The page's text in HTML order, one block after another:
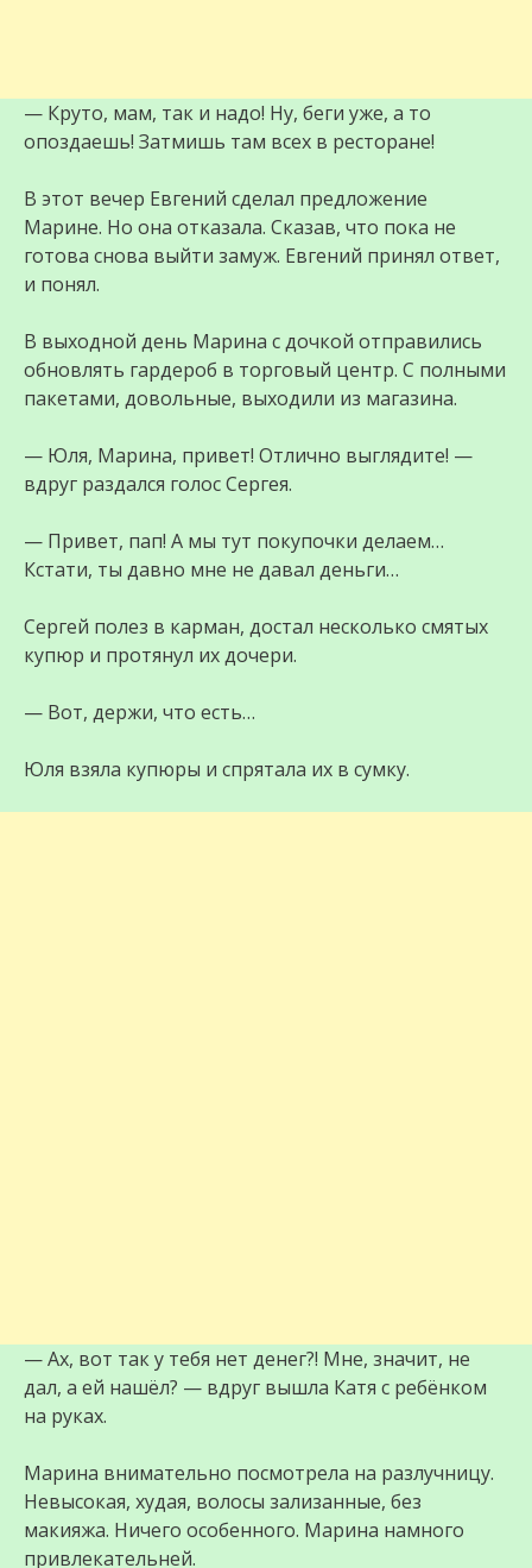
— Круто, мам, так и надо! Ну, беги уже, а то
опоздаешь! Затмишь там всех в ресторане!
В этот вечер Евгений сделал предложение
Марине. Но она отказала. Сказав, что пока не
готова снова выйти замуж. Евгений принял ответ,
и понял.
В выходной день Марина с дочкой отправились
обновлять гардероб в торговый центр. С полными
пакетами, довольные, выходили из магазина.
— Юля, Марина, привет! Отлично выглядите! —
вдруг раздался голос Сергея.
— Привет, пап! А мы тут покупочки делаем…
Кстати, ты давно мне не давал деньги…
Сергей полез в карман, достал несколько смятых
купюр и протянул их дочери.
— Вот, держи, что есть…
Юля взяла купюры и спрятала их в сумку.
— Ах, вот так у тебя нет денег?! Мне, значит, не
дал, а ей нашёл? — вдруг вышла Катя с ребёнком
на руках.
Марина внимательно посмотрела на разлучницу.
Невысокая, худая, волосы зализанные, без
макияжа. Ничего особенного. Марина намного
привлекательней.